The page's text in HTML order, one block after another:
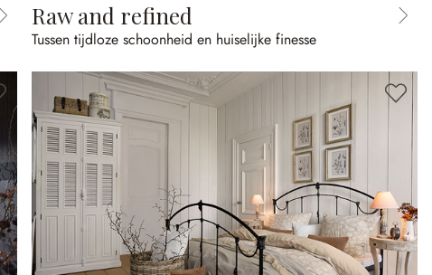
Raw and refined
Tussen tijdloze schoonheid en huiselijke finesse